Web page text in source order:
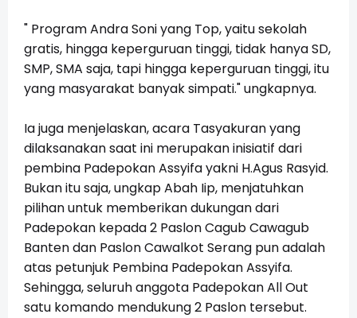
" Program Andra Soni yang Top, yaitu sekolah
gratis, hingga keperguruan tinggi, tidak hanya SD,
SMP, SMA saja, tapi hingga keperguruan tinggi, itu
yang masyarakat banyak simpati." ungkapnya.
Ia juga menjelaskan, acara Tasyakuran yang
dilaksanakan saat ini merupakan inisiatif dari
pembina Padepokan Assyifa yakni H.Agus Rasyid.
Bukan itu saja, ungkap Abah Iip, menjatuhkan
pilihan untuk memberikan dukungan dari
Padepokan kepada 2 Paslon Cagub Cawagub
Banten dan Paslon Cawalkot Serang pun adalah
atas petunjuk Pembina Padepokan Assyifa.
Sehingga, seluruh anggota Padepokan All Out
satu komando mendukung 2 Paslon tersebut.